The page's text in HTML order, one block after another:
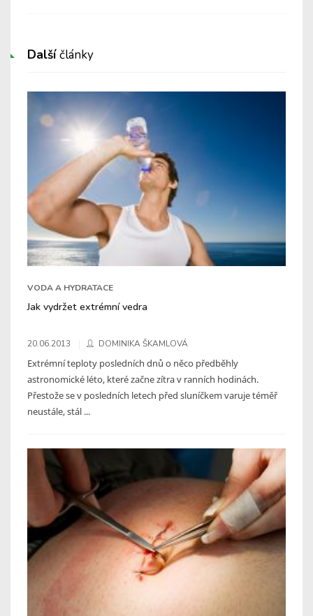
Dalšíčlánky
VODA A HYDRATACE
Jak vydržet extrémní vedra
20.06.2013 DOMINIKA ŠKAMLOVÁ
Extrémní teploty posledních dnů o něco předběhly
astronomické léto, které začne zítra v ranních hodinách.
Přestože se v posledních letech před sluníčkem varuje téměř
neustále, stál ...